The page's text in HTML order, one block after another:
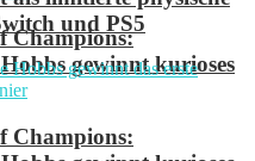
Champions:
gewinnt kurioses
und PS5
Champions: